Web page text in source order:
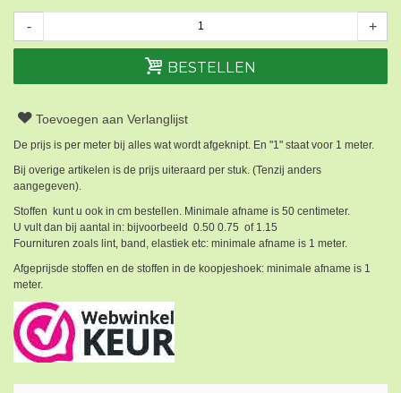
- +
BESTELLEN
Toevoegen aan Verlanglijst
De prijs is per meter bij alles wat wordt afgeknipt. En "1" staat voor 1 meter.
Bij overige artikelen is de prijs uiteraard per stuk. (Tenzij anders
aangegeven).
Stoffen kunt u ook in cm bestellen. Minimale afname is 50 centimeter.
U vult dan bij aantal in: bijvoorbeeld 0.50 0.75 of 1.15
Fournituren zoals lint, band, elastiek etc: minimale afname is 1 meter.
Afgeprijsde stoffen en de stoffen in de koopjeshoek: minimale afname is 1
meter.